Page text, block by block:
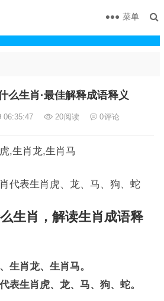
菜单
么生肖·最佳解释成语释义
06:35:47 20阅读 0评论
,生肖龙,生肖马
代表生肖虎、龙、马、狗、蛇
生肖，解读生肖成语释
生肖龙、生肖马。
表生肖虎、龙、马、狗、蛇。